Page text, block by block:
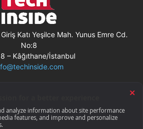
Katı Yeşilce Mah. Yunus Emre Cd.
No:8
– Kâğıthane/İstanbul
Gizlilik Bildirimi
RSS